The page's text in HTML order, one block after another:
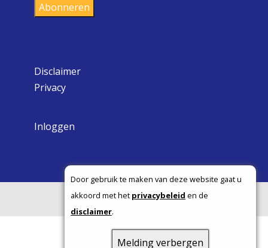
Door gebruik te maken van deze website gaat u
akkoord met het privacybeleid en de
disclaimer.
Melding verbergen
Abonneren
Disclaimer
Privacy
Inloggen
Copyright ©